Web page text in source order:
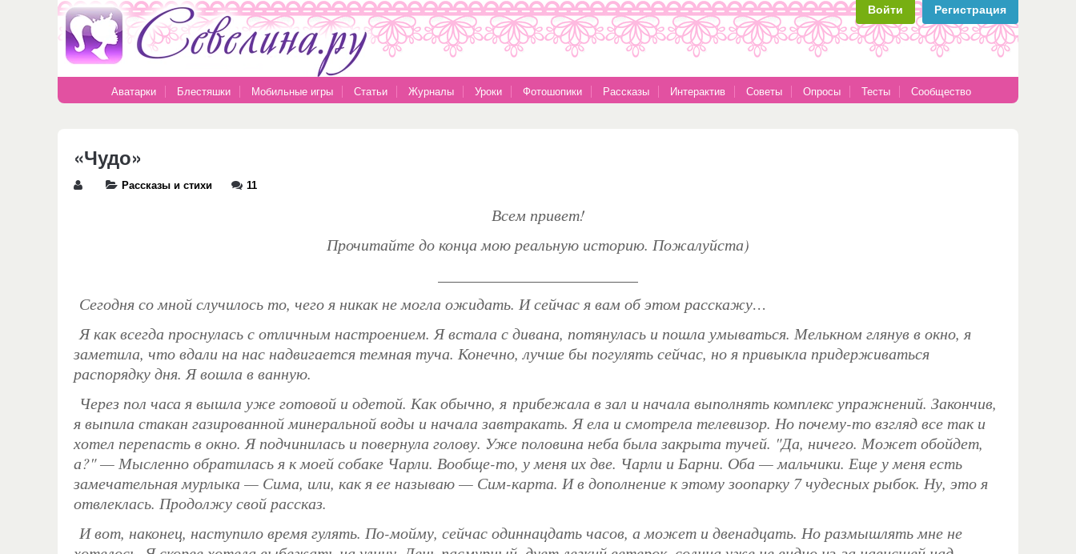
Войти Регистрация
Аватарки Блестяшки Мобильные игры Статьи Журналы Уроки Фотошопики Рассказы Интерактив Советы Опросы Тесты Сообщество
«Чудо»
Рассказы и стихи 11
Всем привет!
Прочитайте до конца мою реальную историю. Пожалуйста)
Сегодня со мной случилось то, чего я никак не могла ожидать. И сейчас я вам об этом расскажу…
Я как всегда проснулась с отличным настроением. Я встала с дивана, потянулась и пошла умываться. Мелькном глянув в окно, я
заметила, что вдали на нас надвигается темная туча. Конечно, лучше бы погулять сейчас, но я привыкла придерживаться
распорядку дня. Я вошла в ванную.
Через пол часа я вышла уже готовой и одетой. Как обычно, я прибежала в зал и начала выполнять комплекс упражнений. Закончив,
я выпила стакан газированной минеральной воды и начала завтракать. Я ела и смотрела телевизор. Но почему-то взгляд все так и
хотел перепасть в окно. Я подчинилась и повернула голову. Уже половина неба была закрыта тучей. "Да, ничего. Может обойдет,
а?" — Мысленно обратилась я к моей собаке Чарли. Вообще-то, у меня их две. Чарли и Барни. Оба — мальчики. Еще у меня есть
замечательная мурлыка — Сима, или, как я ее называю — Сим-карта. И в дополнение к этому зоопарку 7 чудесных рыбок. Ну, это я
отвлеклась. Продолжу свой рассказ.
И вот, наконец, наступило время гулять. По-мойму, сейчас одиннацдать часов, а может и двенадцать. Но размышлять мне не